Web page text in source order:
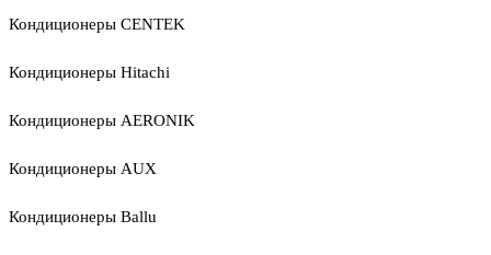
Кондиционеры CENTEK
Кондиционеры Hitachi
Кондиционеры AERONIK
Кондиционеры AUX
Кондиционеры Ballu